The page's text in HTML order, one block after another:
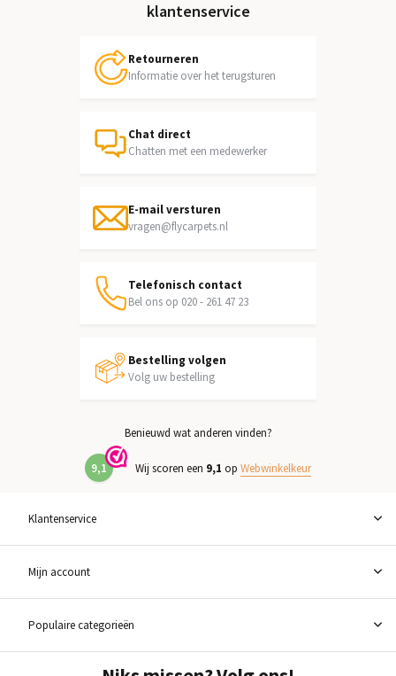
klantenservice
Retourneren
Informatie over het terugsturen
Chat direct
Chatten met een medewerker
E-mail versturen
vragen@flycarpets.nl
Telefonisch contact
Bel ons op 020 - 261 47 23
Bestelling volgen
Volg uw bestelling
Benieuwd wat anderen vinden?
9,1 Wij scoren een 9,1 op Webwinkelkeur
Klantenservice
Mijn account
Populaire categorieën